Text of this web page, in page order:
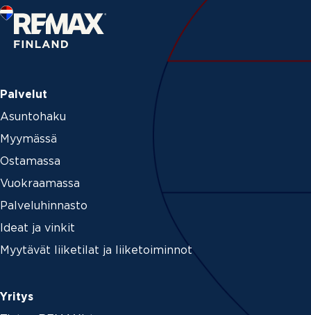
Palvelut
Asuntohaku
Myymässä
Ostamassa
Vuokraamassa
Palveluhinnasto
Ideat ja vinkit
Myytävät liiketilat ja liiketoiminnot
Yritys